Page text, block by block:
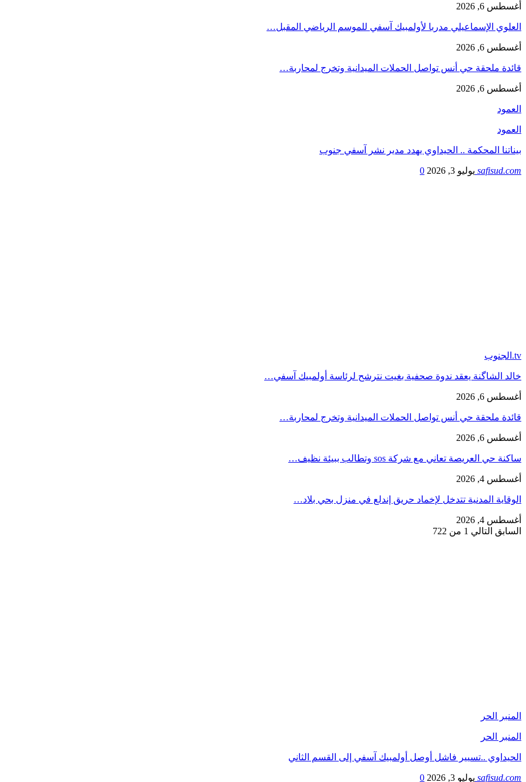
أغسطس 6, 2026
العلوي الإسماعيلي مدربا لأولمبيك آسفي للموسم الرياضي المقبل…
أغسطس 6, 2026
قائدة ملحقة حي أنس تواصل الحملات الميدانية وتخرج لمحاربة…
أغسطس 6, 2026
العمود
العمود
بيناتنا المحكمة .. الحيداوي يهدد مدير نشر آسفي جنوب
safisud.com يوليو 3, 2026 0
tv.الجنوب
خالد الشاگنة يعقد ندوة صحفية بغيت نترشح لرئاسة أولمبيك آسفي…
أغسطس 6, 2026
قائدة ملحقة حي أنس تواصل الحملات الميدانية وتخرج لمحاربة…
أغسطس 6, 2026
ساكنة حي العريصة تعاني مع شركة sos وتطالب ببيئة نظيف…
أغسطس 4, 2026
الوقاية المدنية تتدخل لإخماد حريق إندلع في منزل بحي بلاد…
أغسطس 4, 2026
السابق التالي 1 من 722
المنبر الحر
المنبر الحر
الحيداوي ..تسيير فاشل أوصل أولمبيك آسفي إلى القسم الثاني
safisud.com يوليو 3, 2026 0